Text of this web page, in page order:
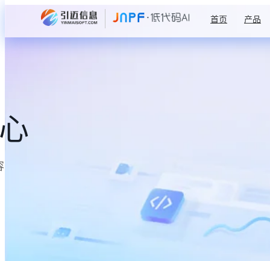
首页 产品